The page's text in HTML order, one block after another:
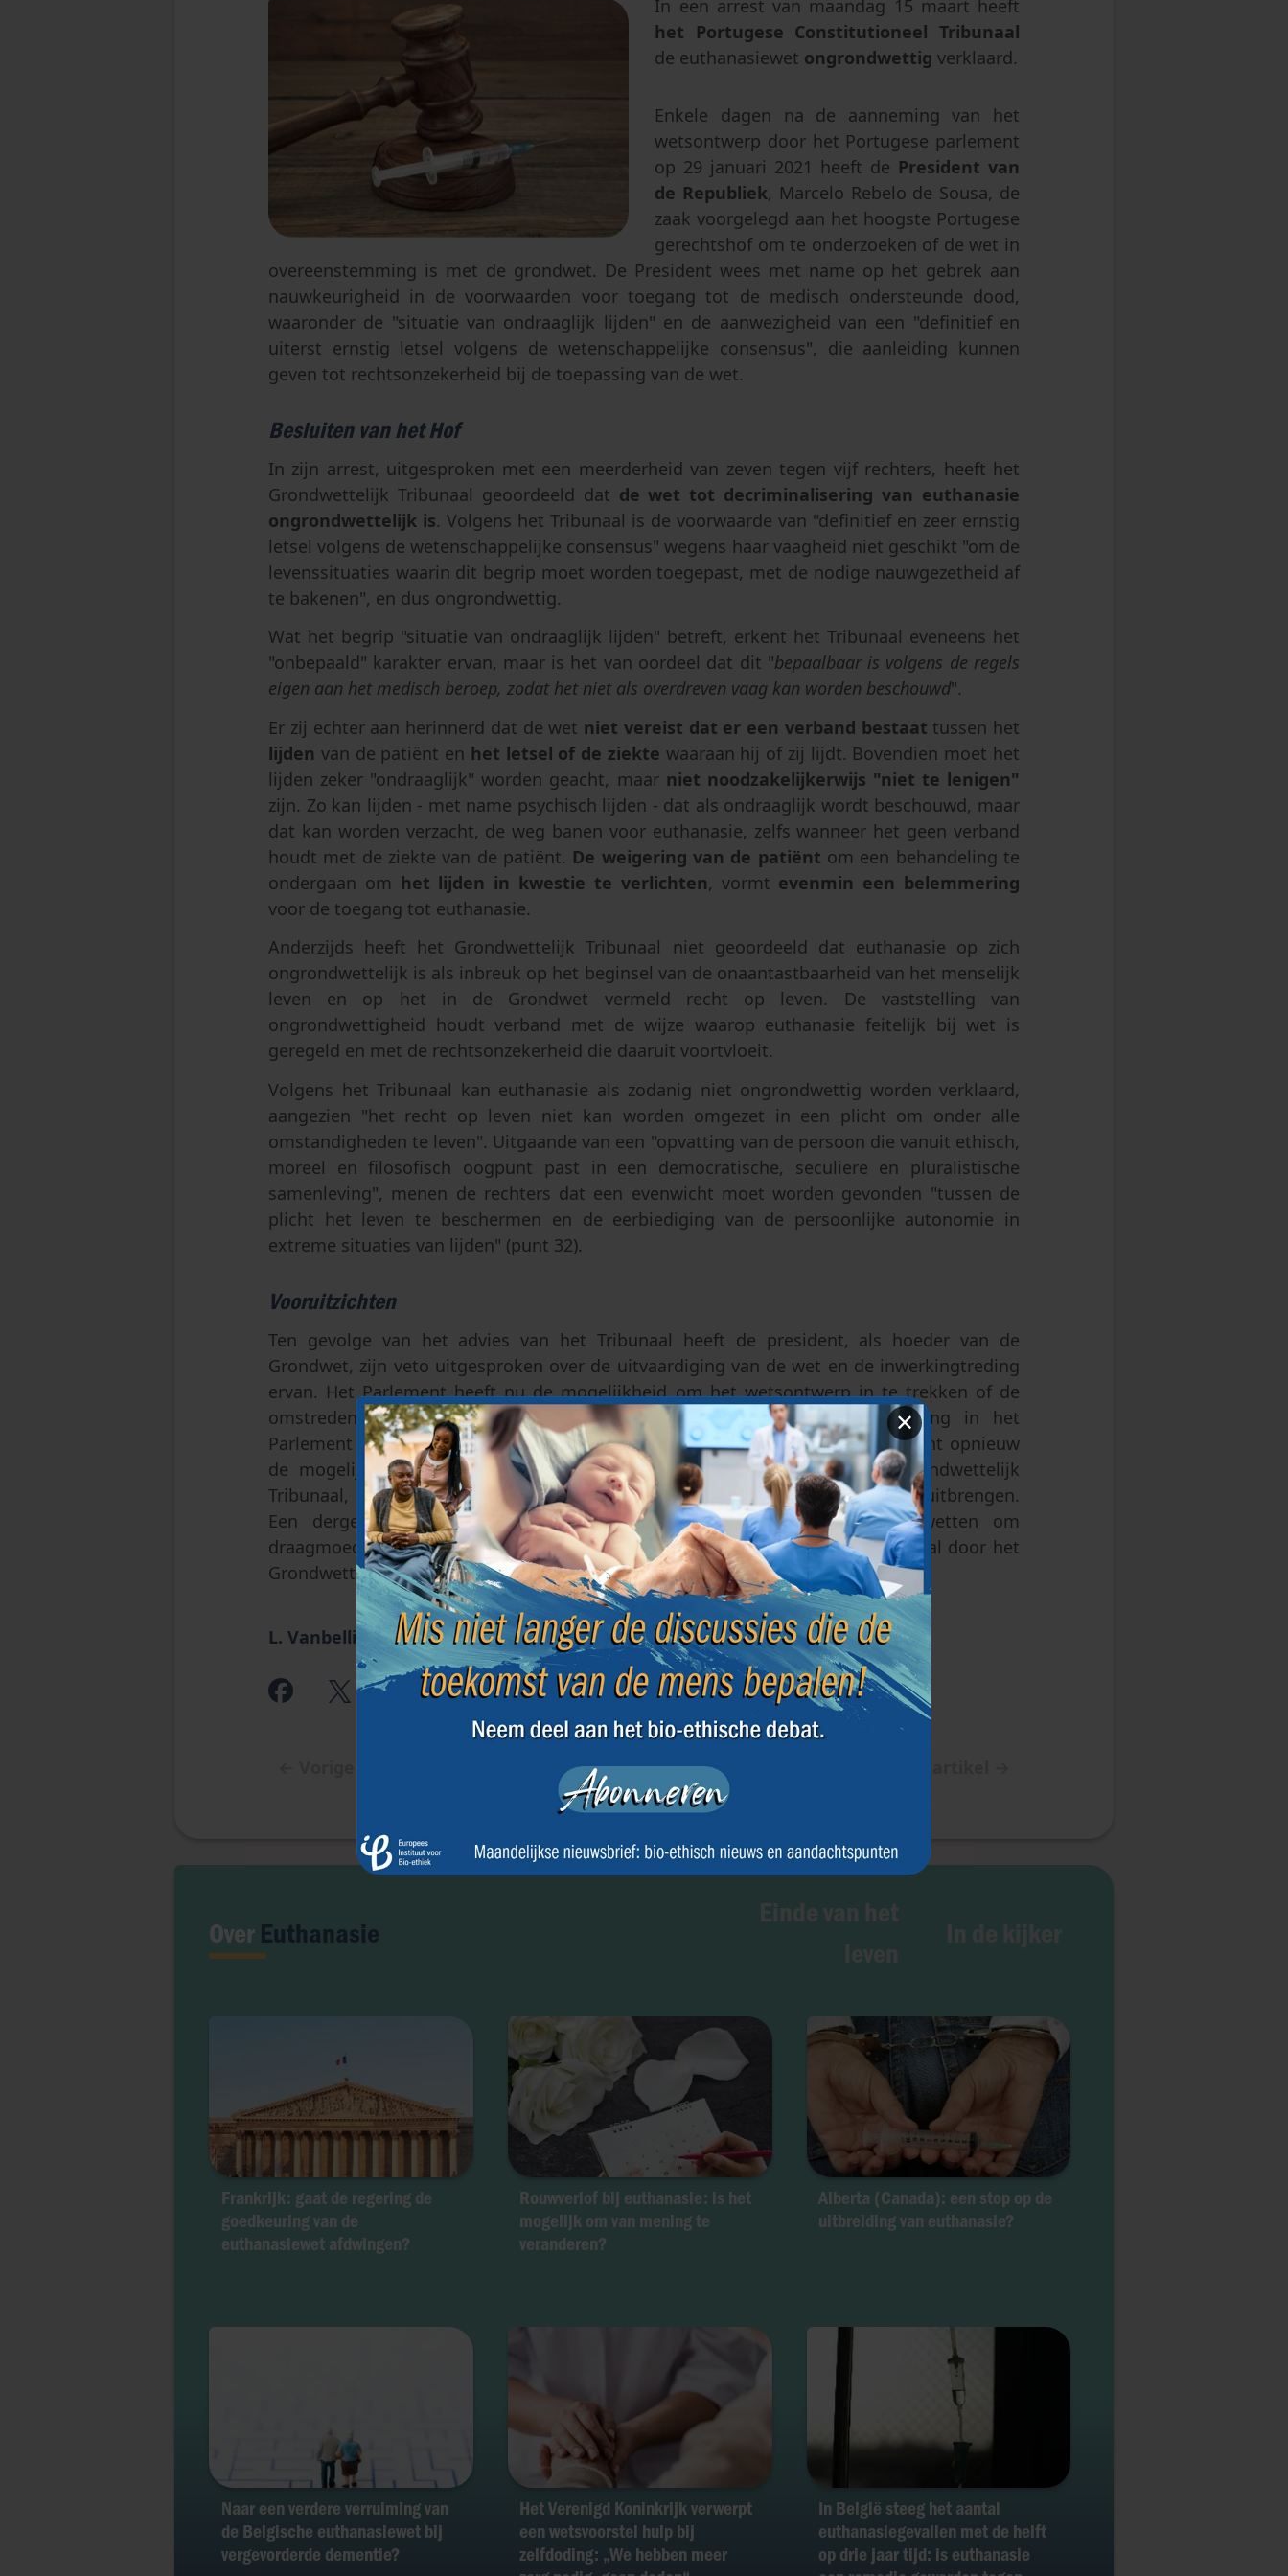
Abortus
Afstamming & toegang tot oorsprong
Geslacht & seksualiteit
Eugenetica
Kunstmatige intelligentie
In een arrest van maandag 15 maart heeft
het Portugese Constitutioneel Tribunaal
de euthanasiewet ongrondwettigverklaard.
Enkele dagen na de aanneming van het
wetsontwerp door het Portugese parlement
op 29 januari 2021 heeft de President van
de Republiek, Marcelo Rebelo de Sousa, de
zaak voorgelegd aan het hoogste Portugese
gerechtshof om te onderzoeken of de wet in
overeenstemming is met de grondwet. De President wees met name op het gebrek aan
nauwkeurigheid in de voorwaarden voor toegang tot de medisch ondersteunde dood,
waaronder de "situatie van ondraaglijk lijden" en de aanwezigheid van een "definitief en
uiterst ernstig letsel volgens de wetenschappelijke consensus", die aanleiding kunnen
geven tot rechtsonzekerheid bij de toepassing van de wet.
Besluiten van het Hof
In zijn arrest, uitgesproken met een meerderheid van zeven tegen vijf rechters, heeft het
Grondwettelijk Tribunaal geoordeeld dat de wet tot decriminalisering van euthanasie
ongrondwettelijk is. Volgens het Tribunaal is de voorwaarde van "definitief en zeer ernstig
letsel volgens de wetenschappelijke consensus" wegens haar vaagheid niet geschikt "om de
levenssituaties waarin dit begrip moet worden toegepast, met de nodige nauwgezetheid af
te bakenen", en dus ongrondwettig.
Wat het begrip "situatie van ondraaglijk lijden" betreft, erkent het Tribunaal eveneens het
"onbepaald" karakter ervan, maar is het van oordeel dat dit "bepaalbaar is volgens de regels
eigen aan het medisch beroep, zodat het niet als overdreven vaag kan worden beschouwd".
Er zij echter aan herinnerd dat de wet niet vereist dat er een verband bestaat tussen het
lijden van de patiënt en het letsel of de ziekte waaraan hij of zij lijdt. Bovendien moet het
lijden zeker "ondraaglijk" worden geacht, maar niet noodzakelijkerwijs "niet te lenigen"
zijn. Zo kan lijden - met name psychisch lijden - dat als ondraaglijk wordt beschouwd, maar
dat kan worden verzacht, de weg banen voor euthanasie, zelfs wanneer het geen verband
houdt met de ziekte van de patiënt. De weigering van de patiënt om een behandeling te
ondergaan om het lijden in kwestie te verlichten, vormt evenmin een belemmering
voor de toegang tot euthanasie.
Anderzijds heeft het Grondwettelijk Tribunaal niet geoordeeld dat euthanasie op zich
ongrondwettelijk is als inbreuk op het beginsel van de onaantastbaarheid van het menselijk
leven en op het in de Grondwet vermeld recht op leven. De vaststelling van
ongrondwettigheid houdt verband met de wijze waarop euthanasie feitelijk bij wet is
geregeld en met de rechtsonzekerheid die daaruit voortvloeit.
Volgens het Tribunaal kan euthanasie als zodanig niet ongrondwettig worden verklaard,
aangezien "het recht op leven niet kan worden omgezet in een plicht om onder alle
omstandigheden te leven". Uitgaande van een "opvatting van de persoon die vanuit ethisch,
moreel en filosofisch oogpunt past in een democratische, seculiere en pluralistische
samenleving", menen de rechters dat een evenwicht moet worden gevonden "tussen de
plicht het leven te beschermen en de eerbiediging van de persoonlijke autonomie in
extreme situaties van lijden" (punt 32).
Vooruitzichten
Ten gevolge van het advies van het Tribunaal heeft de president, als hoeder van de
Grondwet, zijn veto uitgesproken over de uitvaardiging van de wet en de inwerkingtreding
ervan. Het Parlement heeft nu de mogelijkheid om het wetsontwerp in te trekken of de
omstreden bepalingen ervan te herwerken vooraleer een nieuwe stemming in het
Parlement te organiseren. In geval van een positieve stemming zou de President opnieuw
de mogelijkheid hebben de tekst van de wet voor te leggen aan het Grondwettelijk
Tribunaal, dat eventueel een nieuw advies van ongrondwettigheid zou kunnen uitbrengen.
Een dergelijke situatie heeft zich voorgedaan naar aanleiding van de wetten om
draagmoederschap (GPA) in Portugal toe te staan, die in 2018 en 2019 tweemaal door het
Grondwettelijk Tribunaal zijn afgewezen.
L. Vanbellingen|22 maart 2021
✕
OverEuthanasie
Einde van het
leven
In de kijker
Frankrijk: gaat de regering de
goedkeuring van de
euthanasiewet afdwingen?
Rouwverlof bij euthanasie: is het
mogelijk om van mening te
veranderen?
Alberta (Canada): een stop op de
uitbreiding van euthanasie?
Naar een verdere verruiming van
de Belgische euthanasiewet bij
vergevorderde dementie?
Het Verenigd Koninkrijk verwerpt
een wetsvoorstel hulp bij
zelfdoding: „We hebben meer
In België steeg het aantal
euthanasiegevallen met de helft
op drie jaar tijd: is euthanasie